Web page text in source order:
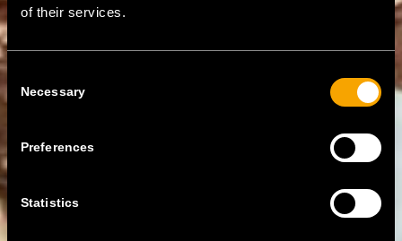
of their services.
Consent
Selection
Necessary
Preferences
Statistics